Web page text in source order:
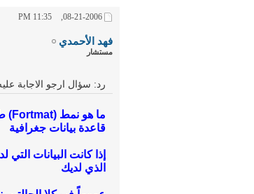
08-21-2006,
11:35 PM
فهد الأحمدي
مستشار
رد: سؤال ارجو الاجابة
قاعدة بيانات جغرافية
الذي لديك